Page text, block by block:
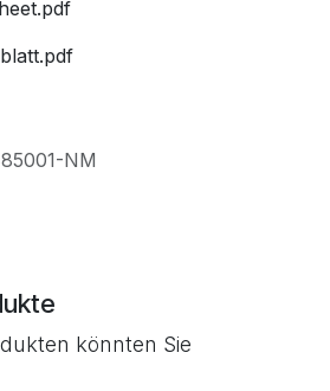
NM
könnten Sie